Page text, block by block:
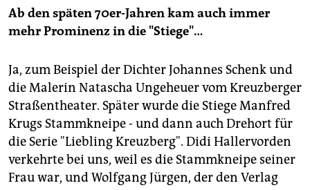
Ab den späten 70er-Jahren kam auch immer
mehr Prominenz in die "Stiege"…
Ja, zum Beispiel der Dichter Johannes Schenk und
die Malerin Natascha Ungeheuer vom Kreuzberger
Straßentheater. Später wurde die Stiege Manfred
Krugs Stammkneipe - und dann auch Drehort für
die Serie "Liebling Kreuzberg". Didi Hallervorden
verkehrte bei uns, weil es die Stammkneipe seiner
Frau war, und Wolfgang Jürgen, der den Verlag